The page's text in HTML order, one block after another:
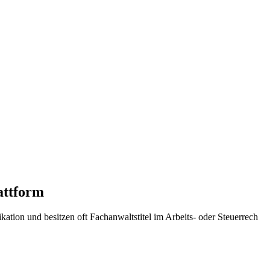
und besitzen oft Fachanwaltstitel im Arbeits- oder